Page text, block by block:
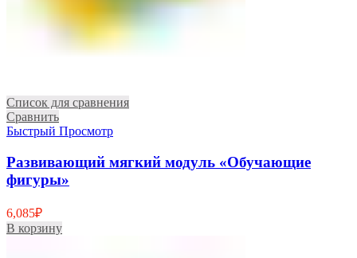
Список для сравнения
Сравнить
Быстрый Просмотр
Развивающий мягкий модуль «Обучающие
фигуры»
6,085₽
В корзину